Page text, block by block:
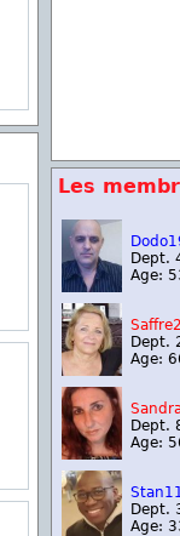
Les
Dept.
Age:
Dept.
Age:
Dept.
Age:
Dept.
Age: